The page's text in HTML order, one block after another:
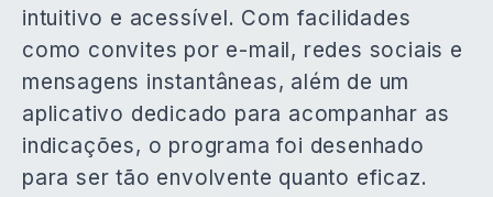
intuitivo e acessível. Com facilidades
como convites por e-mail, redes sociais e
mensagens instantâneas, além de um
aplicativo dedicado para acompanhar as
indicações, o programa foi desenhado
para ser tão envolvente quanto eficaz.